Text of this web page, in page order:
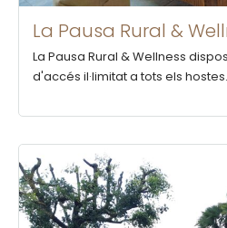
La Pausa Rural &
La Pausa Rural & Wellness
d'accés il·limitat a tots els hostes.